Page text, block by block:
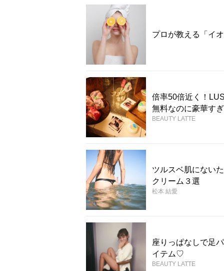
プロが教える「イ
倍率50倍近く！
無料なのに豪華す
BEAUTY LATTE
ツルスベ肌にない
クリーム３選
松本 結愛
座りっぱなしで足
イテム♡
BEAUTY LATTE